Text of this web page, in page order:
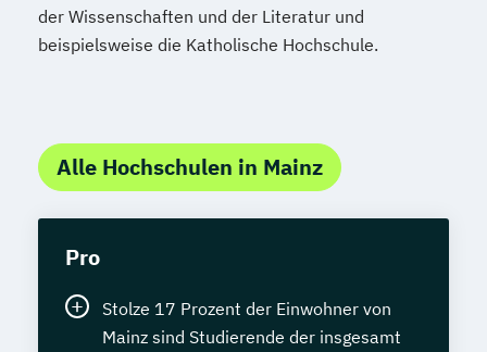
der Wissenschaften und der Literatur und
beispielsweise die Katholische Hochschule.
Alle Hochschulen in Mainz
Pro
Stolze 17 Prozent der Einwohner von
Mainz sind Studierende der insgesamt